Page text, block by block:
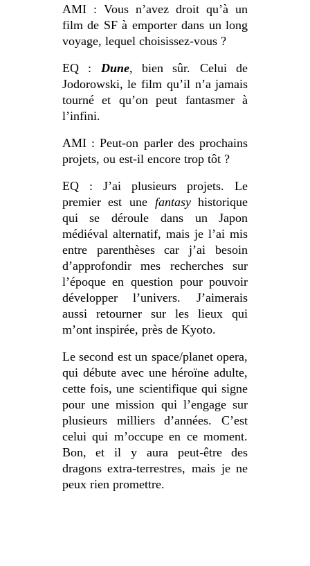
AMI : Vous n’avez droit qu’à un
film de SF à emporter dans un long
voyage, lequel choisissez-vous ?
EQ : Dune, bien sûr. Celui de
Jodorowski, le film qu’il n’a jamais
tourné et qu’on peut fantasmer à
l’infini.
AMI : Peut-on parler des prochains
projets, ou est-il encore trop tôt ?
EQ : J’ai plusieurs projets. Le
premier est une fantasyhistorique
qui se déroule dans un Japon
médiéval alternatif, mais je l’ai mis
entre parenthèses car j’ai besoin
d’approfondir mes recherches sur
l’époque en question pour pouvoir
développer l’univers. J’aimerais
aussi retourner sur les lieux qui
m’ont inspirée, près de Kyoto.
Le second est un space/planet opera,
qui débute avec une héroïne adulte,
cette fois, une scientifique qui signe
pour une mission qui l’engage sur
plusieurs milliers d’années. C’est
celui qui m’occupe en ce moment.
Bon, et il y aura peut-être des
dragons extra-terrestres, mais je ne
peux rien promettre.